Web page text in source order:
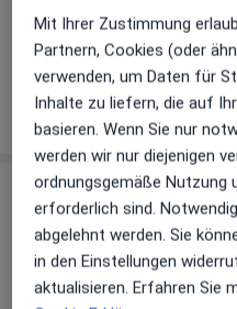
Keine Informationen
Auf diesem Profil
über
Praxis
Praxis
U 5 16, Quadrate,
Mit Ihrer Zustimmung
Partnern, Cookies (oder
verwenden, um Daten für
Inhalte zu liefern, die auf
basieren. Wenn Sie nur
werden wir nur diejenigen
ordnungsgemäße Nutzung
erforderlich sind.
abgelehnt werden. Sie
in den Einstellungen
aktualisieren. Erfahren Sie